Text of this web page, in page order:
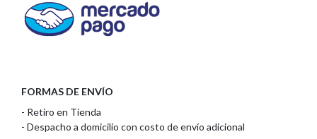
FORMAS DE ENVÍO
- Retiro en Tienda
- Despacho a domicilio con costo de envío adicional